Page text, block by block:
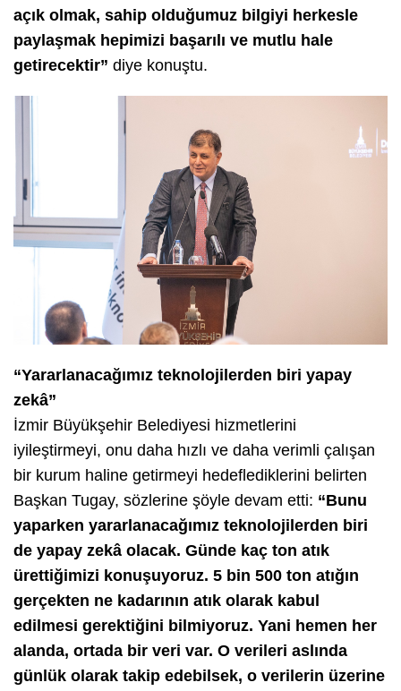
açık olmak, sahip olduğumuz bilgiyi herkesle
paylaşmak hepimizi başarılı ve mutlu hale
getirecektir” diye konuştu.
“Yararlanacağımız teknolojilerden biri yapay
zekâ”
İzmir Büyükşehir Belediyesi hizmetlerini
iyileştirmeyi, onu daha hızlı ve daha verimli çalışan
bir kurum haline getirmeyi hedeflediklerini belirten
Başkan Tugay, sözlerine şöyle devam etti: “Bunu
yaparken yararlanacağımız teknolojilerden biri
de yapay zekâ olacak. Günde kaç ton atık
ürettiğimizi konuşuyoruz. 5 bin 500 ton atığın
gerçekten ne kadarının atık olarak kabul
edilmesi gerektiğini bilmiyoruz. Yani hemen her
alanda, ortada bir veri var. O verileri aslında
günlük olarak takip edebilsek, o verilerin üzerine